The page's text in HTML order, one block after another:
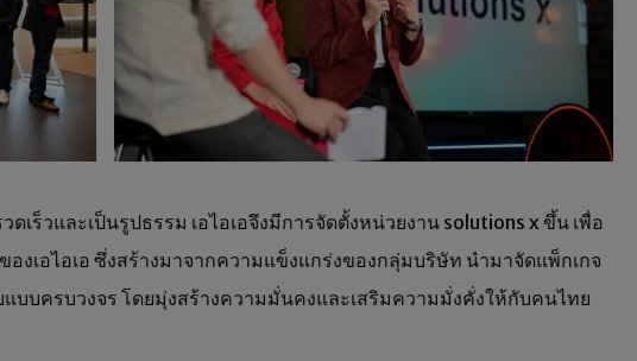
เร็วและเป็นรูปธรรม เอไอเอจึงมีการจัดตั้งหน่วยงาน solutions x ขึ้น เพื่อ
เอไอเอ ซึ่งสร้างมาจากความแข็งแกร่งของกลุ่มบริษัท นำมาจัดแพ็กเกจ
บครบวงจร โดยมุ่งสร้างความมั่นคงและเสริมความมั่งคั่งให้กับคนไทย